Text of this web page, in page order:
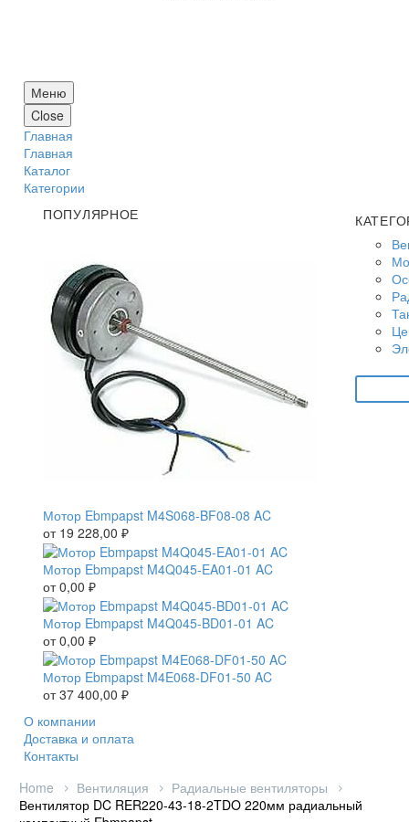
Меню
Close
Главная
Главная
Каталог
Категории
ПОПУЛЯРНОЕ
Мотор Ebmpapst M4S068-BF08-08 AC
от 19 228,00 ₽
Мотор Ebmpapst M4Q045-EA01-01 AC
от0,00 ₽
Мотор Ebmpapst M4Q045-BD01-01 AC
от0,00 ₽
Мотор Ebmpapst M4E068-DF01-50 AC
от37 400,00 ₽
О компании
Доставка и оплата
Контакты
Home
Вентиляция
Радиальные вентиляторы
Вентилятор DC RER220-43-18-2TDO 220мм радиальный